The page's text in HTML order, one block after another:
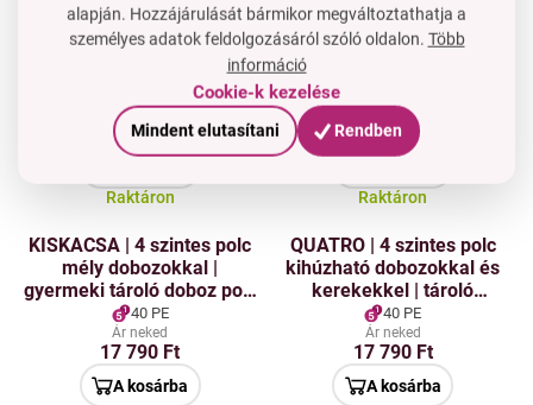
GoEco® | Bambusz polc 1
polccal és ajtókkal | 80 cm
Ár neked
35 590 Ft
Raktáron
GoEco® | Bambusz
ruhatároló állvány
kihajtható kosárral és
polccal | 95 cm
Ár neked
44 590 Ft
Raktáron
KISKACSA | 4 szintes polc
mély dobozokkal |
gyermeki tároló doboz polc
kacsa formájában |
magasság 123 cm
40 PE
Ár neked
17 790 Ft
A kosárba
QUATRO | 4 szintes polc
kihúzható dobozokkal és
kerekekkel | tároló
műanyag szervező |
rózsaszín-narancs | 79 cm
40 PE
Ár neked
17 790 Ft
A kosárba
alapján. Hozzájárulását bármikor megváltoztathatja a
személyes adatok feldolgozásáról szóló oldalon. Több
információ
Cookie-k kezelése
Mindent elutasítani Rendben